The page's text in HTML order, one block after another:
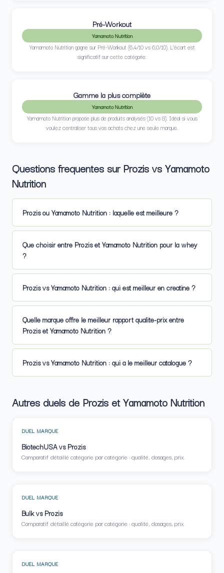
Pré-Workout
Yamamoto Nutrition
Yamamoto Nutrition gagne sur Pré-Workout (6,4/10 vs 6,0/10). L’écart est
significatif sur cette catégorie.
Gamme la plus complète
Yamamoto Nutrition
Yamamoto Nutrition propose plus de produits analysés (10 vs 8). Idéal si vous
voulez centraliser tous vos achats chez une seule marque.
Questions frequentes sur Prozis vs Yamamoto
Nutrition
Prozis ou Yamamoto Nutrition : laquelle est meilleure ?
Que choisir entre Prozis et Yamamoto Nutrition pour la whey
?
Prozis vs Yamamoto Nutrition : qui est meilleur en creatine ?
Quelle marque offre le meilleur rapport qualite-prix entre
Prozis et Yamamoto Nutrition ?
Prozis vs Yamamoto Nutrition : qui a le meilleur catalogue ?
Autres duels de Prozis et Yamamoto Nutrition
DUEL MARQUE
BiotechUSA vs Prozis
Comparatif détaillé catégorie par catégorie : qualité, dosages, prix.
DUEL MARQUE
Bulk vs Prozis
Comparatif détaillé catégorie par catégorie : qualité, dosages, prix.
DUEL MARQUE